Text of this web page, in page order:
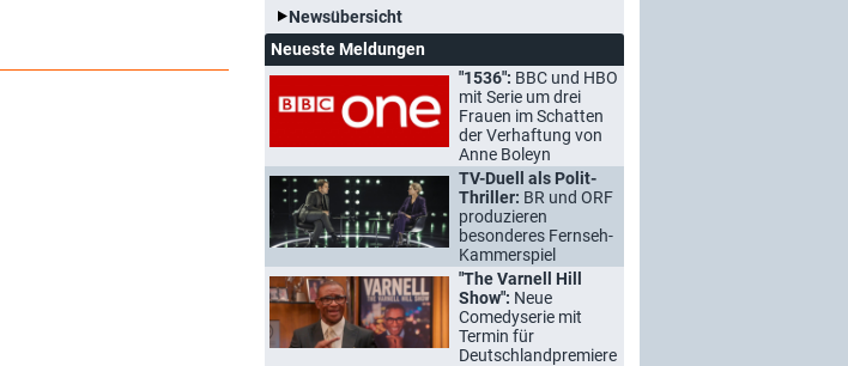
Newsübersicht
Neueste Meldungen
"1536": BBC und HBO
mit Serie um drei
Frauen im Schatten
der Verhaftung von
Anne Boleyn
TV-Duell als Polit-
Thriller: BR und ORF
produzieren
besonderes Fernseh-
Kammerspiel
"The Varnell Hill
Show": Neue
Comedyserie mit
Termin für
Deutschlandpremiere